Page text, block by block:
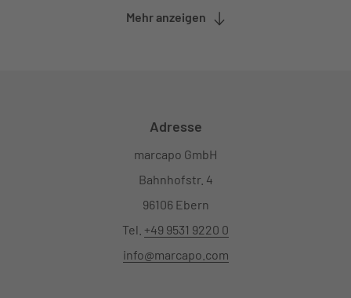
Mehr anzeigen
Adresse
marcapo GmbH
Bahnhofstr. 4
96106 Ebern
Tel. +49 9531 9220 0
info@marcapo.com